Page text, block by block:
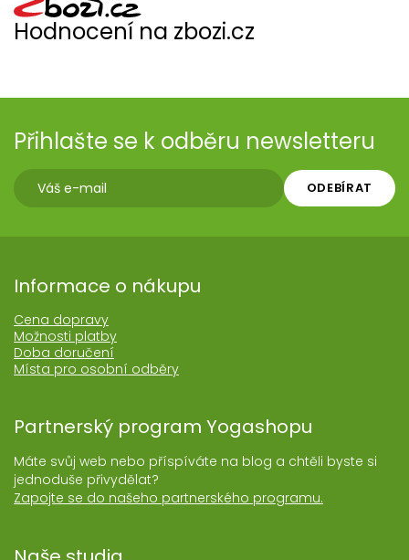
Hodnocení na zbozi.cz
Přihlašte se k odběru newsletteru
ODEBÍRAT
Informace o nákupu
Cena dopravy
Možnosti platby
Doba doručení
Místa pro osobní odběry
Partnerský program Yogashopu
Máte svůj web nebo příspíváte na blog a chtěli byste si
jednoduše přivydělat?
Zapojte se do našeho partnerského programu.